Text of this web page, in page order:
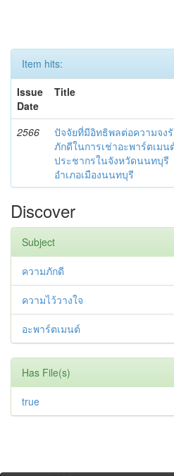
Item hits:
Issue
Date
Title
2566
ปัจจัยที่มีอิทธิพลต่อความจง
ภักดีในการเช่าอะพาร์ตเมน
ประชากรในจังหวัดนนทบุรี
อำเภอเมืองนนทบุรี
Discover
Subject
ความภักดี
ความไว้วางใจ
อะพาร์ตเมนต์
Has File(s)
true